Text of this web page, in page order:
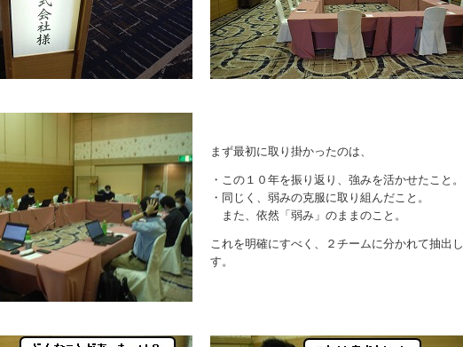
まず最初に取り掛かったのは、
・この１０年を振り返り、強みを活かせたこと。
・同じく、弱みの克服に取り組んだこと。
また、依然「弱み」のままのこと。
これを明確にすべく、２チームに分かれて抽出
す。